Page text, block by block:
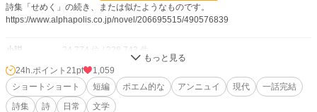
詩集「せめく」の続き、または似たようなものです。
https://www.alphapolis.co.jp/novel/206695515/490576839
小説 24,774 位 / 228,743 件
現代文学 145 位 / 9,621 件
お気に入り 4
24h.ポイント 21pt
1,059
ショートショート
短編 ポエム的な アンニュイ 現代
一話完結
詩集
詩 日常 文学